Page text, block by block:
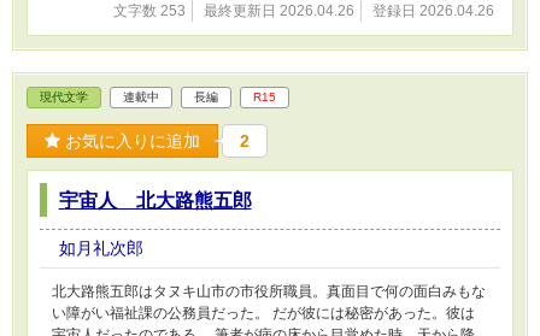
文字数 253 最終更新日 2026.04.26 登録日 2026.04.26
現代文学 連載中 長編 R15
お気に入りに追加 2
宇宙人 北大路熊五郎
如月礼次郎
北大路熊五郎はタヌキ山市の市役所職員。真面目で何の面白みもな
い障がい福祉課の公務員だった。 だが彼には秘密があった。彼は